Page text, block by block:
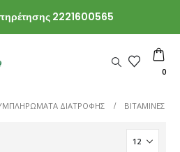
2221600565
0
ΔΙΑΤΡΟΦΗΣ ΒΙΤΑΜΙΝΕΣ